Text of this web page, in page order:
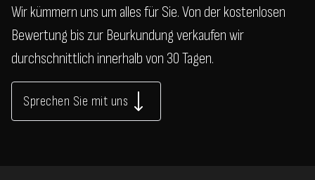
Wir kümmern uns um alles für Sie. Von der kostenlosen
Bewertung bis zur Beurkundung verkaufen wir
durchschnittlich innerhalb von 30 Tagen.
Sprechen Sie mit uns